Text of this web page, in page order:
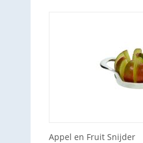
Appel en Fruit Snijder